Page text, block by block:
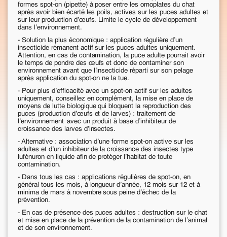
formes spot-on (pipette) à poser entre les omoplates du chat
après avoir bien écarté les poils, actives sur les puces adultes et
sur leur production d’œufs. Limite le cycle de développement
dans l’environnement.
- Solution la plus économique : application régulière d’un
insecticide rémanent actif sur les puces adultes uniquement.
Attention, en cas de contamination, la puce adulte pourrait avoir
le temps de pondre des œufs et donc de contaminer son
environnement avant que l’insecticide réparti sur son pelage
après application du spot-on ne la tue.
- Pour plus d’efficacité avec un spot-on actif sur les adultes
uniquement, conseillez en complément, la mise en place de
moyens de lutte biologique qui bloquent la reproduction des
puces (production d’œufs et de larves) : traitement de
l’environnement avec un produit à base d’inhibiteur de
croissance des larves d’insectes.
- Alternative : association d’une forme spot-on active sur les
adultes et d’un inhibiteur de la croissance des insectes type
lufénuron en liquide afin de protéger l’habitat de toute
contamination.
- Dans tous les cas : applications régulières de spot-on, en
général tous les mois, à longueur d’année, 12 mois sur 12 et à
minima de mars à novembre sous peine d’échec de la
prévention.
- En cas de présence des puces adultes : destruction sur le chat
et mise en place de la prévention de la contamination de l’animal
et de son environnement.